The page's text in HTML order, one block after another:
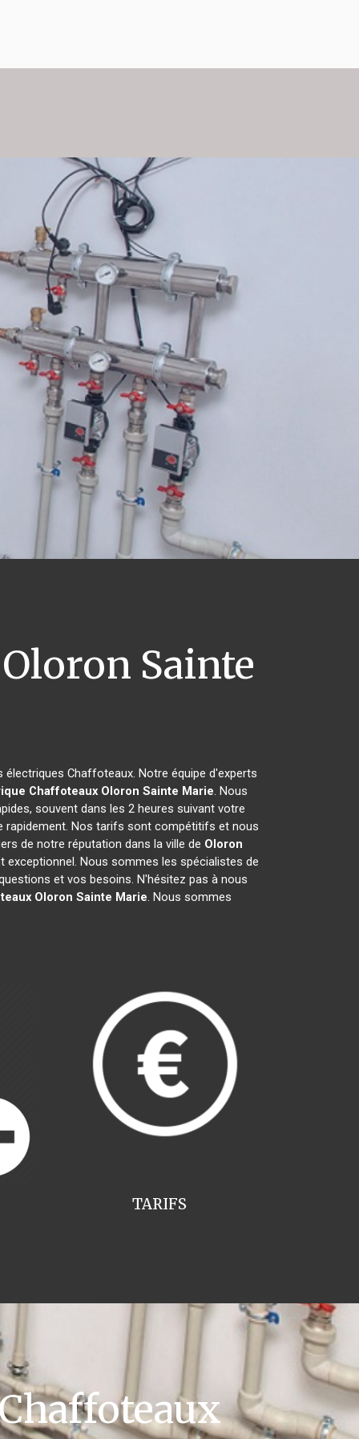
Sainte
Chaffoteaux. Notre équipe d'experts
Chaffoteaux Oloron Sainte Marie. Nous
souvent dans les 2 heures suivant votre
rapidement. Nos tarifs sont compétitifs et nous
de notre réputation dans la ville de Oloron
Nous sommes les spécialistes de
et vos besoins. N'hésitez pas à nous
Oloron Sainte Marie. Nous sommes
TARIFS